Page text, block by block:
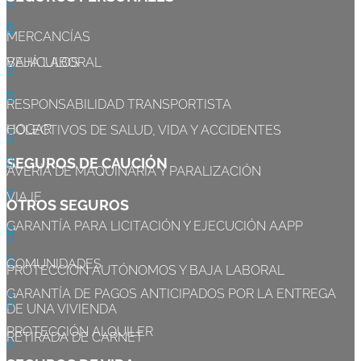

BAJA LABORAL

COLECTIVOS DE SALUD, VIDA Y ACCIDENTES
SEGUROS DE CAUCIÓN
Z
GARANTÍA PARA LICITACIÓN Y EJECUCIÓN AAPP

GARANTÍA DE PAGOS ANTICIPADOS POR LA ENTREGA
DE UNA VIVIENDA


MERCANCÍAS

RESPONSABILIDAD TRANSPORTISTA

AVERÍA DE MAQUINARIA Y PARALIZACIÓN
OTROS SEGUROS

PROTECCION AUTÓNOMOS Y BAJA LABORAL

RETIRADA DE CARNET

VEHÍCULOS

HOGAR

VIAJE

COMUNIDADES

PROTECCIÓN ALQUILER